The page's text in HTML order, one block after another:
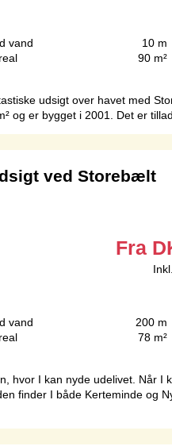
vand
10 m
90 m²
udsigt over havet med
er bygget i 2001. Det er
ved Storebælt
Fra
vand
200 m
78 m²
hvor I kan nyde udelivet. Når I
finder I både Kerteminde og